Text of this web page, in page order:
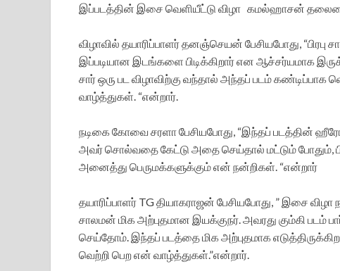
இப்படத்தின் இசை வெளியீட்டு விழா கமல்ஹாசன்
விழாவில் தயாரிப்பாளர் தனஞ்செயன் பேசியபோது,
இப்படியான இடங்களை பிடிக்கிறார் என ஆச்சர்யமாக
சார் ஒரு பட விழாவிற்கு வந்தால் அந்தப் படம் கண்டிப்பாக
வாழ்த்துகள். “என்றார்.
நடிகை கோவை சரளா பேசியபோது, “இந்தப் படத்தின் ஹீரோ
அவர் சொல்வதை கேட்டு அதை செய்தால் மட்டும் போதும்,
அனைத்து பெருமக்களுக்கும் என் நன்றிகள். “என்றார்
தயாரிப்பாளர் TG தியாகராஜன் பேசியபோது, ” இசை விழா
சாலமன் மிக அற்புதமான இயக்குநர். அவரது கும்கி
செய்தோம். இந்தப் படத்தை மிக அற்புதமாக
வெற்றி பெற என் வாழ்த்துகள்.”என்றார்.